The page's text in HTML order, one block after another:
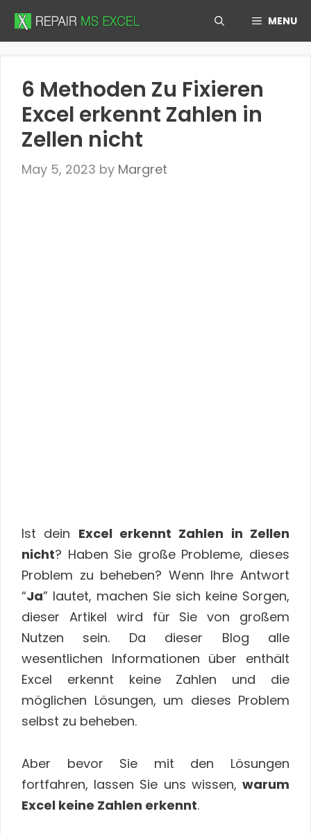
Skip
MENU
6 Methoden Zu Fixieren
Excel erkennt Zahlen in
Zellen nicht
May 5, 2023 by Margret
Ist dein Excel erkennt Zahlen in Zellen
nicht? Haben Sie große Probleme, dieses
Problem zu beheben? Wenn Ihre Antwort
“Ja” lautet, machen Sie sich keine Sorgen,
dieser Artikel wird für Sie von großem
Nutzen sein. Da dieser Blog alle
wesentlichen Informationen über enthält
Excel erkennt keine Zahlen und die
möglichen Lösungen, um dieses Problem
selbst zu beheben.
Aber bevor Sie mit den Lösungen
fortfahren, lassen Sie uns wissen, warum
Excel keine Zahlen erkennt.